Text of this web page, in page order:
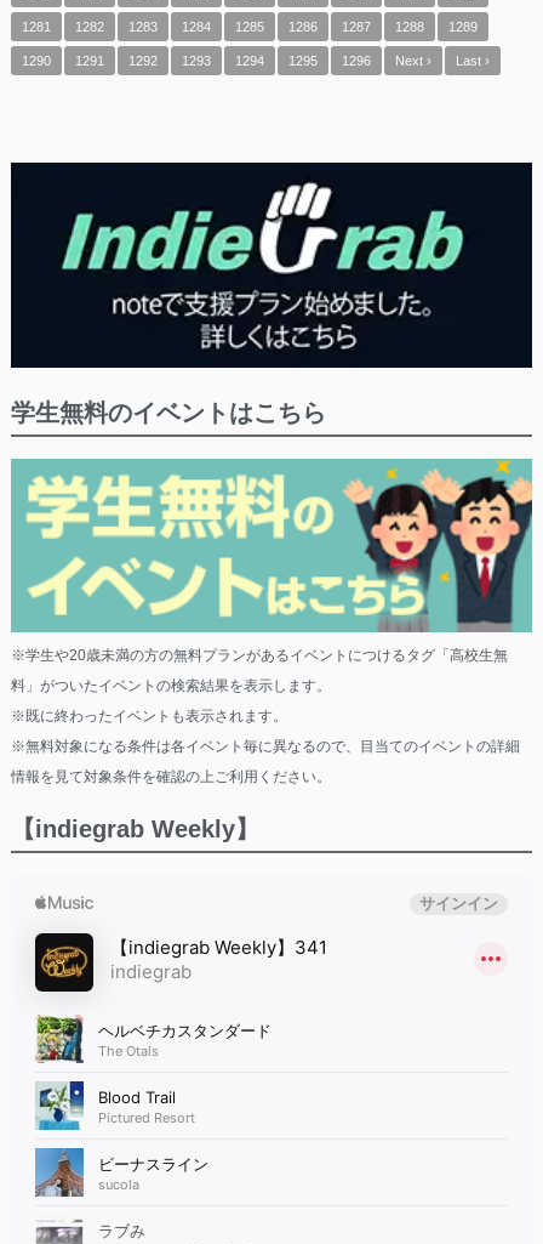
1281 1282 1283 1284 1285 1286 1287 1288 1289
1290 1291 1292 1293 1294 1295 1296 Next › Last ›
学生無料のイベントはこちら
※学生や20歳未満の方の無料プランがあるイベントにつけるタグ「高校生無
料」がついたイベントの検索結果を表示します。
※既に終わったイベントも表示されます。
※無料対象になる条件は各イベント毎に異なるので、目当てのイベントの詳細
情報を見て対象条件を確認の上ご利用ください。
【indiegrab Weekly】